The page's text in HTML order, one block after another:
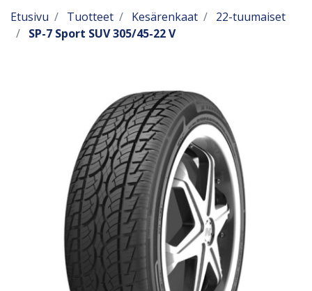
Etusivu Tuotteet Kesärenkaat
22-tuumaiset
SP-7 Sport SUV 305/45-22 V